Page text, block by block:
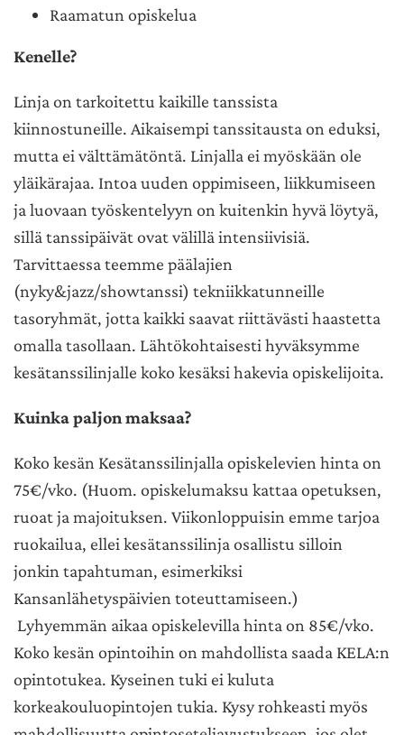
Raamatun opiskelua
Kenelle?
Linja on tarkoitettu kaikille tanssista
kiinnostuneille. Aikaisempi tanssitausta on eduksi,
mutta ei välttämätöntä. Linjalla ei myöskään ole
yläikärajaa. Intoa uuden oppimiseen, liikkumiseen
ja luovaan työskentelyyn on kuitenkin hyvä löytyä,
sillä tanssipäivät ovat välillä intensiivisiä.
Tarvittaessa teemme päälajien
(nyky&jazz/showtanssi) tekniikkatunneille
tasoryhmät, jotta kaikki saavat riittävästi haastetta
omalla tasollaan. Lähtökohtaisesti hyväksymme
kesätanssilinjalle koko kesäksi hakevia opiskelijoita.
Kuinka paljon maksaa?
Koko kesän Kesätanssilinjalla opiskelevien hinta on
75€/vko. (Huom. opiskelumaksu kattaa opetuksen,
ruoat ja majoituksen. Viikonloppuisin emme tarjoa
ruokailua, ellei kesätanssilinja osallistu silloin
jonkin tapahtuman, esimerkiksi
Kansanlähetyspäivien toteuttamiseen.)
Lyhyemmän aikaa opiskelevilla hinta on 85€/vko.
Koko kesän opintoihin on mahdollista saada KELA:n
opintotukea. Kyseinen tuki ei kuluta
korkeakouluopintojen tukia. Kysy rohkeasti myös